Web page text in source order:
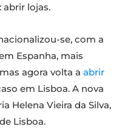
abrir lojas.
se, com a
Espanha, mais
agora volta a abrir
em Lisboa. A nova
Helena Vieira da Silva,
Lisboa.